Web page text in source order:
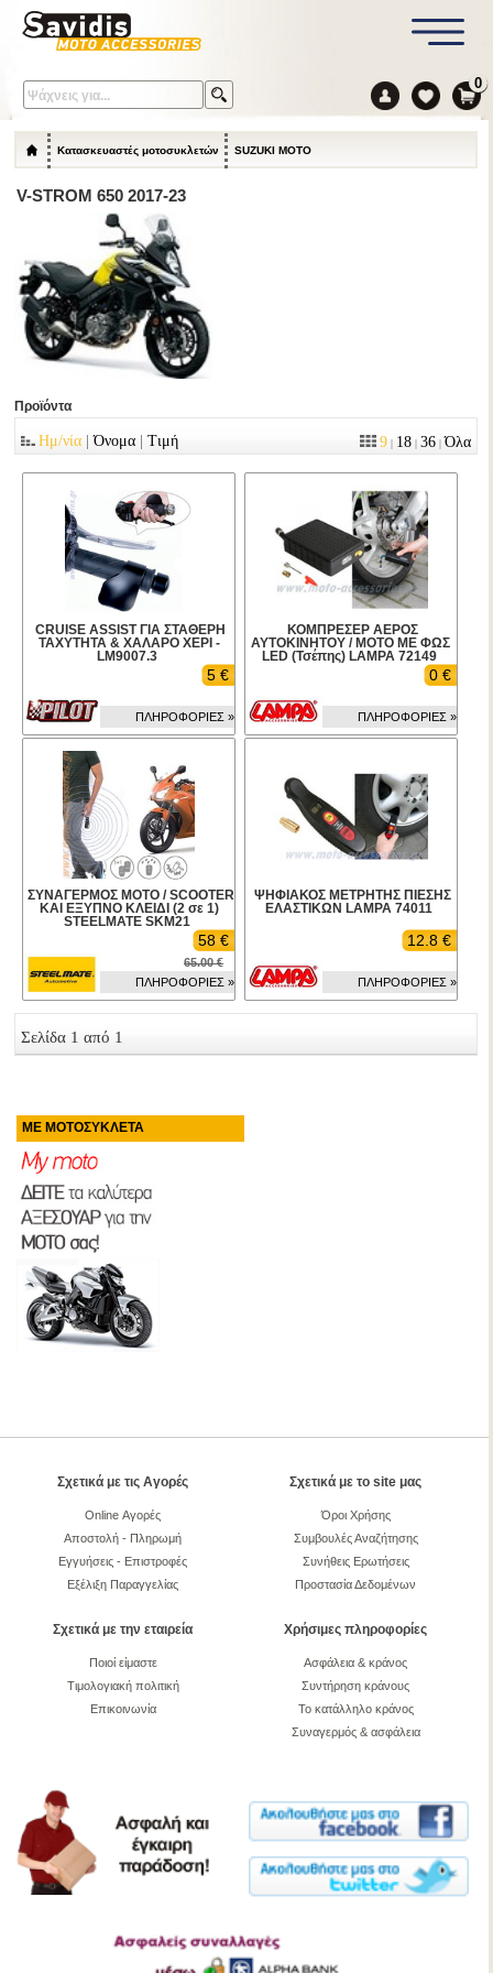
0
Κατασκευαστές μοτοσυκλετών SUZUKI MOTO
V-STROM 650 2017-23
Προϊόντα
Ημ/νία |Όνομα |Τιμή 9| 18| 36| Όλα
CRUISE ASSIST ΓΙΑ ΣΤΑΘΕΡΗ
ΤΑΧΥΤΗΤΑ & ΧΑΛΑΡΟ ΧΕΡΙ -
LM9007.3
5 €
ΠΛΗΡΟΦΟΡΙΕΣ »
ΚΟΜΠΡΕΣΕΡ ΑΕΡΟΣ
ΑΥΤΟΚΙΝΗΤΟΥ / ΜΟΤΟ ΜΕ ΦΩΣ
LED (Τσέπης) LAMPA 72149
0 €
ΠΛΗΡΟΦΟΡΙΕΣ »
ΣΥΝΑΓΕΡΜΟΣ ΜΟΤΟ / SCOOTER
ΚΑΙ ΕΞΥΠΝΟ ΚΛΕΙΔΙ (2 σε 1)
STEELMATE SKM21
58 €
65.00 €
ΠΛΗΡΟΦΟΡΙΕΣ »
ΨΗΦΙΑΚΟΣ ΜΕΤΡΗΤΗΣ ΠΙΕΣΗΣ
ΕΛΑΣΤΙΚΩΝ LAMPA 74011
12.8 €
ΠΛΗΡΟΦΟΡΙΕΣ »
Σελίδα 1 από 1
ΜΕ ΜΟΤΟΣΥΚΛΕΤΑ
Σχετικά με τις Αγορές
Online Αγορές
Αποστολή - Πληρωμή
Εγγυήσεις - Επιστροφές
Εξέλιξη Παραγγελίας
Σχετικά με το site μας
Όροι Χρήσης
Συμβουλές Αναζήτησης
Συνήθεις Ερωτήσεις
Προστασία Δεδομένων
Σχετικά με την εταιρεία
Ποιοί είμαστε
Τιμολογιακή πολιτική
Επικοινωνία
Χρήσιμες πληροφορίες
Ασφάλεια & κράνος
Συντήρηση κράνους
Το κατάλληλο κράνος
Συναγερμός & ασφάλεια